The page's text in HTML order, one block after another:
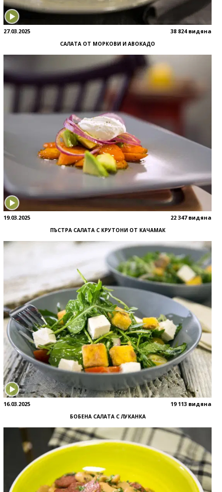
27.03.2025 38 824 видяна
САЛАТА ОТ МОРКОВИ И АВОКАДО
19.03.2025 22 347 видяна
ПЪСТРА САЛАТА С КРУТОНИ ОТ КАЧАМАК
16.03.2025 19 113 видяна
БОБЕНА САЛАТА С ЛУКАНКА